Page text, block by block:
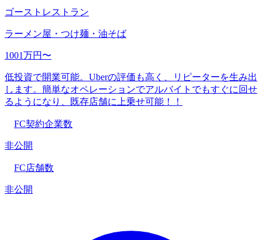
ゴーストレストラン
ラーメン屋・つけ麺・油そば
1001万円〜
低投資で開業可能。Uberの評価も高く、リピーターを生み出
します。簡単なオペレーションでアルバイトでもすぐに回せ
るようになり、既存店舗に上乗せ可能！！
FC契約企業数
非公開
FC店舗数
非公開